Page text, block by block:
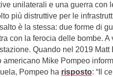
unilaterali e una guerra con
più distruttive per le
è la stessa: due forme di
con la ferocia delle bombe. A
Quando nel 2019 Matt
Mike Pompeo
Pompeo ha risposto: “Il